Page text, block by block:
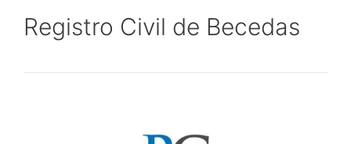
Registro Civil de Becedas